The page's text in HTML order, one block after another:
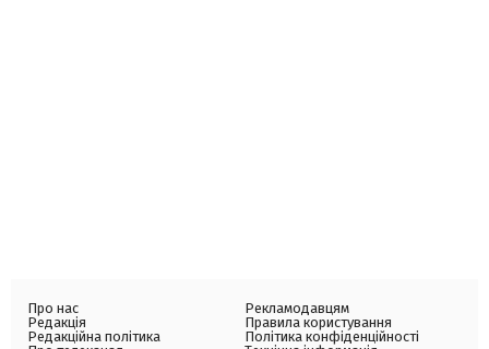
Про нас
Редакція
Редакційна політика
Рекламодавцям
Правила користування
Політика конфіденційності